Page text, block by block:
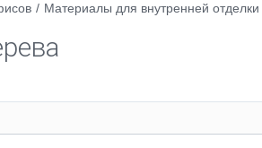
/ Материалы для внутренней отделки